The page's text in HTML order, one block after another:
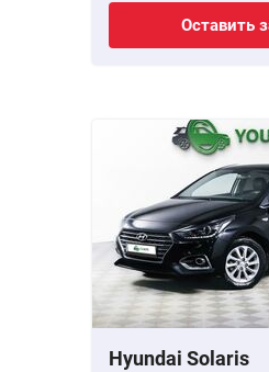
Оставить
Hyundai Solaris